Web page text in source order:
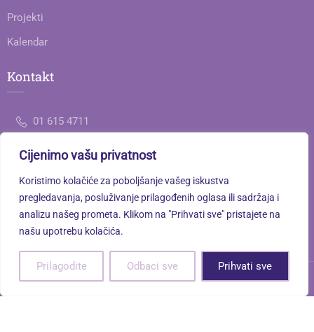
Cijenimo vašu privatnost
Koristimo kolačiće za poboljšanje vašeg iskustva
pregledavanja, posluživanje prilagođenih oglasa ili sadržaja i
analizu našeg prometa. Klikom na "Prihvati sve" pristajete na
našu upotrebu kolačića.
Prilagodite Odbaci sve Prihvati sve
Projekti
Kalendar
Kontakt
01 615 4711
ured@gimnazija-jedanaesta-zg.skole.hr
Savska cesta 77, 10000 Zagreb